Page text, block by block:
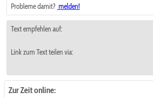
Probleme damit? melden!
Text empfehlen auf:
Link zum Text teilen via:
Zur Zeit online: